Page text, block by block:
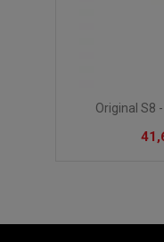
Original S8